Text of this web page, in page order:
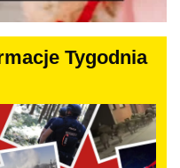
Tygodnia